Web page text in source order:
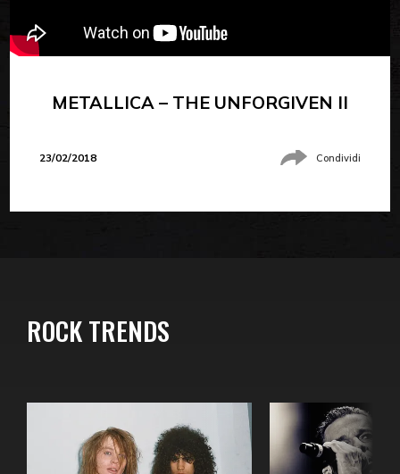
METALLICA – THE UNFORGIVEN II
23/02/2018 Condividi
ROCK TRENDS